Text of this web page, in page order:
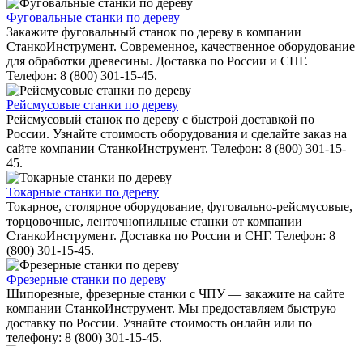
Фуговальные станки по дереву
Закажите фуговальный станок по дереву в компании
СтанкоИнструмент. Современное, качественное оборудование
для обработки древесины. Доставка по России и СНГ.
Телефон: 8 (800) 301-15-45.
Рейсмусовые станки по дереву
Рейсмусовый станок по дереву с быстрой доставкой по
России. Узнайте стоимость оборудования и сделайте заказ на
сайте компании СтанкоИнструмент. Телефон: 8 (800) 301-15-
45.
Токарные станки по дереву
Токарное, столярное оборудование, фуговально-рейсмусовые,
торцовочные, ленточнопильные станки от компании
СтанкоИнструмент. Доставка по России и СНГ. Телефон: 8
(800) 301-15-45.
Фрезерные станки по дереву
Шипорезные, фрезерные станки с ЧПУ — закажите на сайте
компании СтанкоИнструмент. Мы предоставляем быструю
доставку по России. Узнайте стоимость онлайн или по
телефону: 8 (800) 301-15-45.